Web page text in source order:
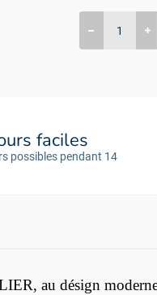
faciles
possibles pendant 14
au désign